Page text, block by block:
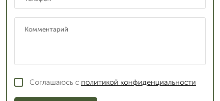
Соглашаюсь с политикой конфиденциальности